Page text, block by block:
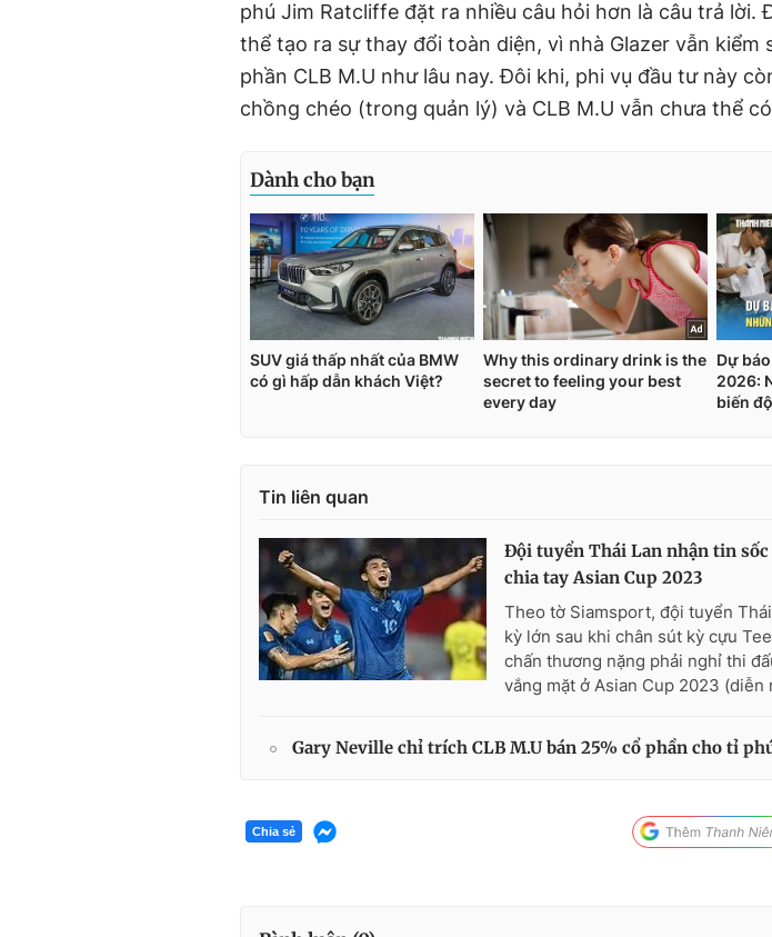
phú Jim Ratcliffe đặt ra nhiều câu hỏi hơn là câu trả lời.
thể tạo ra sự thay đổi toàn diện, vì nhà Glazer vẫn kiểm
phần CLB M.U như lâu nay. Đôi khi, phi vụ đầu tư này
chồng chéo (trong quản lý) và CLB M.U vẫn chưa thể
Tin liên quan
Đội tuyển Thái Lan nhận tin sốc
chia tay Asian Cup 2023
Theo tờ Siamsport, đội tuyển
kỳ lớn sau khi chân sút kỳ cựu
chấn thương nặng phải nghỉ thi
vắng mặt ở Asian Cup 2023 (diễn
Gary Neville chỉ trích CLB M.U bán 25% cổ phần cho tỉ
Chia sẻ